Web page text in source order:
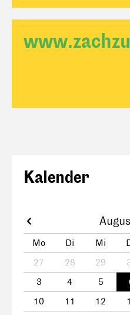
Kalender
Mo Di Mi
27
28 29
3
4 5
10
11 12